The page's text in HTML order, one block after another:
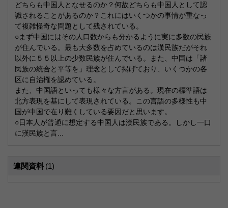
どちらも中国人となせるのか？何故どちらも中国人として認
識されることがあるのか？これにはいくつかの事情が重なっ
て複雑怪奇な問題として残されている。
○まず中国にはその人口数からも分かるように実に多数の民族
が住んでいる。最も大多数を占めているのは漢民族だがそれ
以外に５５以上の少数民族が住んでいる。また、中国は「諸
民族の統合と平等を」理念として掲げており、いくつかの各
区に自治権を認めている。
また、中国語といっても様々な方言がある。現在の標準語は
北方表現を基にして表現されている。この言語の多様性も中
国が中国で在り難くしている要因だと思います。
○日本人が普通に想定する中国人は漢民族である。しかし一口
に漢民族と言...
連関資料 (1)